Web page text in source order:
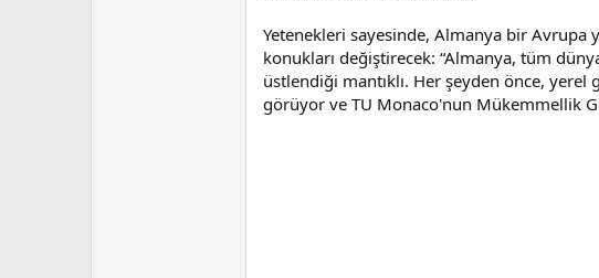
Yetenekleri sayesinde, Almanya bir
konukları değiştirecek: “Almanya, tüm
üstlendiği mantıklı. Her şeyden önce,
görüyor ve TU Monaco'nun Mükemmellik